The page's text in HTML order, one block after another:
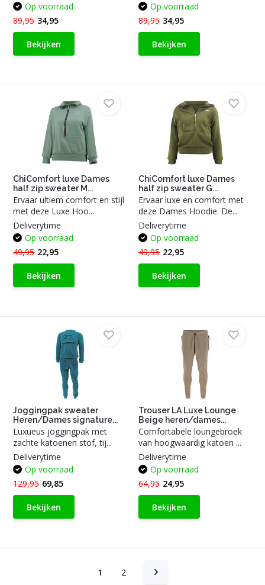
Op voorraad
89,95 34,95
Bekijken
Op voorraad
89,95 34,95
Bekijken
ChiComfort luxe Dames
half zip sweater M...
Ervaar ultiem comfort en stijl
met deze Luxe Hoo...
Deliverytime
Op voorraad
49,95 22,95
Bekijken
ChiComfort luxe Dames
half zip sweater G...
Ervaar luxe en comfort met
deze Dames Hoodie. De...
Deliverytime
Op voorraad
49,95 22,95
Bekijken
Joggingpak sweater
Heren/Dames signature...
Luxueus joggingpak met
zachte katoenen stof, tij...
Deliverytime
Op voorraad
129,95 69,85
Bekijken
Trouser LA Luxe Lounge
Beige heren/dames...
Comfortabele loungebroek
van hoogwaardig katoen ...
Deliverytime
Op voorraad
64,95 24,95
Bekijken
1 2